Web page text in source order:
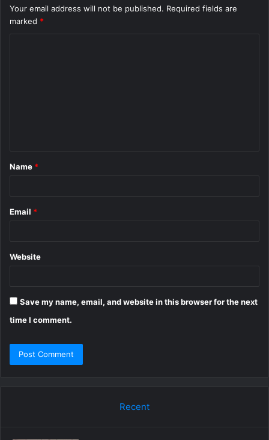
Your email address will not be published. Required fields are
marked *
*
Name *
Email *
Website
Save my name, email, and website in this browser for the next
time I comment.
Recent